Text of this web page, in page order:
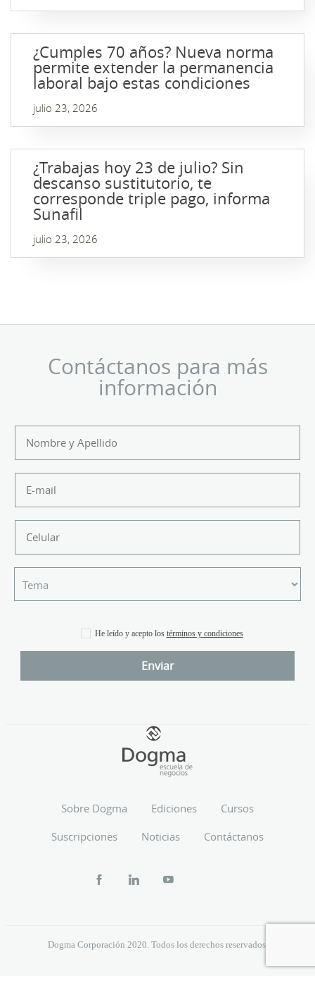
¿Cumples 70 años? Nueva norma
permite extender la permanencia
laboral bajo estas condiciones
julio 23, 2026
¿Trabajas hoy 23 de julio? Sin
descanso sustitutorio, te
corresponde triple pago, informa
Sunafil
julio 23, 2026
Contáctanos para más
información
He leído y acepto los términos y condiciones
Sobre Dogma Ediciones
Cursos
Suscripciones
Noticias Contáctanos
Dogma Corporación 2020. Todos los derechos reservados.